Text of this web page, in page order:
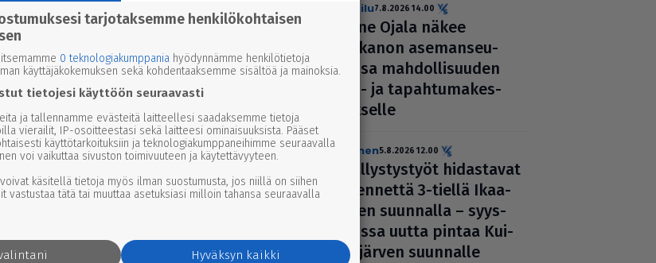
urheilu7.8.2026 14.00
Janne Ojala näkee
Parkanon ase­man­seu­
dussa mah­dol­li­suu­den
ravi- ja tapah­tu­ma­kes­
kuk­selle
uutinen5.8.2026 12.00
Pääl­lys­tys­työt hidas­ta­vat
lii­ken­nettä 3-tiellä Ikaa­
lis­ten suunnalla – syys­
kuussa uutta pintaa Kui­
vas­jär­ven suunnalle
tarjotaksemme henkilökohtaisen
0 teknologiakumppania hyödynnämme henkilötietoja
käyttäjäkokemuksen sekä kohdentaaksemme sisältöä ja mainoksia.
tietojesi käyttöön seuraavasti
ja tallennamme evästeitä laitteellesi saadaksemme tietoja
vierailit, IP-osoitteestasi sekä laitteesi ominaisuuksista. Pääset
käyttötarkoituksiin ja teknologiakumppaneihimme seuraavalla
voi vaikuttaa sivuston toimivuuteen ja käytettävyyteen.
käsitellä tietoja myös ilman suostumusta, jos niillä on siihen
vastustaa tätä tai muuttaa asetuksiasi milloin tahansa seuraavalla
Hyväksyn kaikki